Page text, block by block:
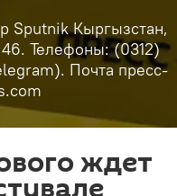
Sputnik Кыргызстан,
Телефоны: (0312)
Почта пресс-
ждет